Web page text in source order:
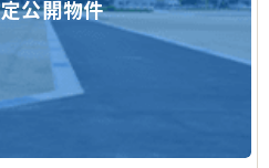
公開物件